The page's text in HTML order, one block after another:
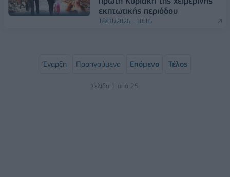
εκπτωτικής περιόδου
18/01/2026 - 10:16
Έναρξη Προηγούμενο Επόμενο Τέλος
Σελίδα 1 από 25